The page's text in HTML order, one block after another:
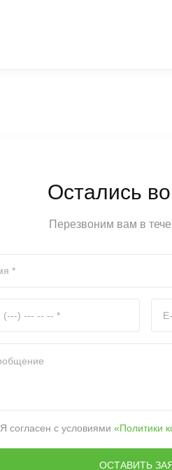
Остались
Перезвоним вам в
Я согласен с условиями «Политики